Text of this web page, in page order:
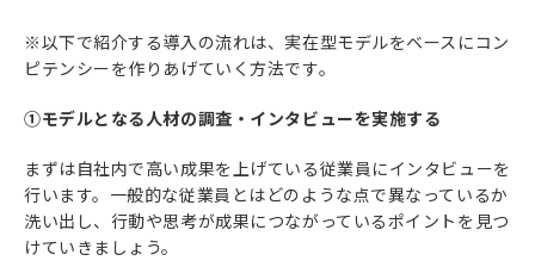
※以下で紹介する導入の流れは、実在型モデルをベースにコン
ピテンシーを作りあげていく方法です。
①モデルとなる人材の調査・インタビューを実施する
まずは自社内で高い成果を上げている従業員にインタビューを
行います。一般的な従業員とはどのような点で異なっているか
洗い出し、行動や思考が成果につながっているポイントを見つ
けていきましょう。